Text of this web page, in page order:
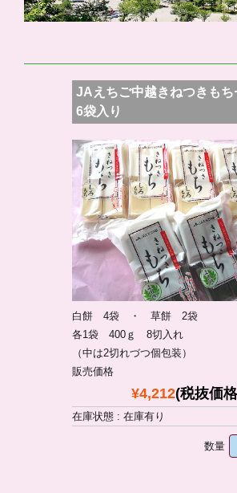
JAえちご中越きねつきもち
6袋入り
白餅 4袋 ・ 草餅 2袋
各1袋 400ｇ 8切入れ
（中は2切れづつ個包装）
販売価格
¥4,212(税抜価
在庫状態 : 在庫有り
数量